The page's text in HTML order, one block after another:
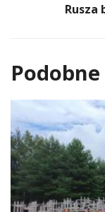
Rusza
Podobne